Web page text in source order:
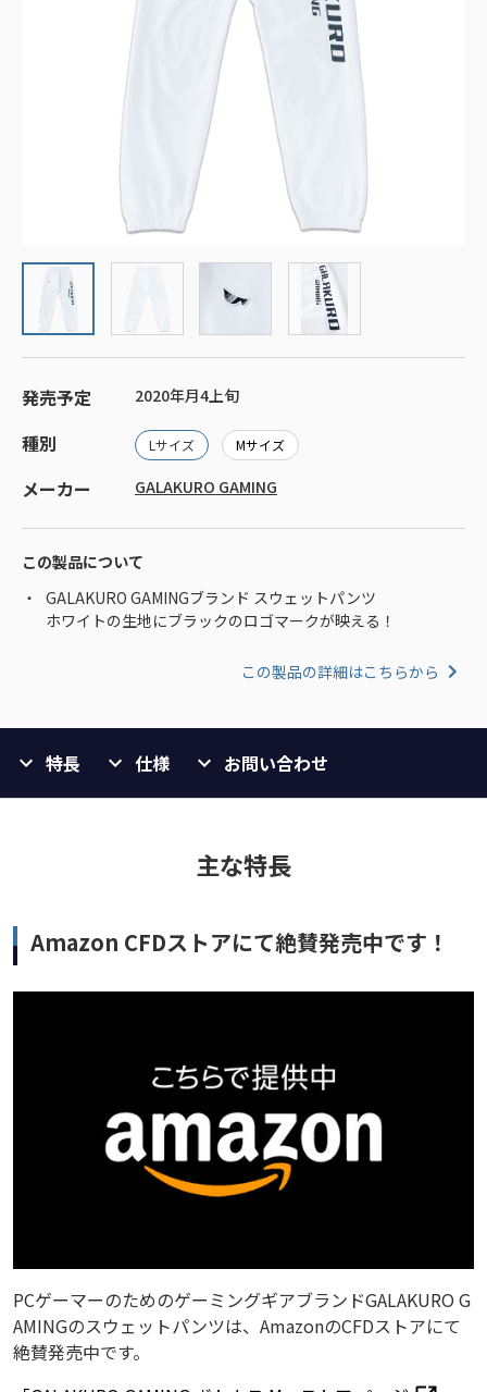
発売予定 2020年月4上旬
種別 Lサイズ Mサイズ
メーカー GALAKURO GAMING
この製品について
GALAKURO GAMINGブランド スウェットパンツ
ホワイトの生地にブラックのロゴマークが映える！
この製品の詳細はこちらから
特長 仕様 お問い合わせ
主な特長
Amazon CFDストアにて絶賛発売中です！
PCゲーマーのためのゲーミングギアブランドGALAKURO G
AMINGのスウェットパンツは、AmazonのCFDストアにて
絶賛発売中です。